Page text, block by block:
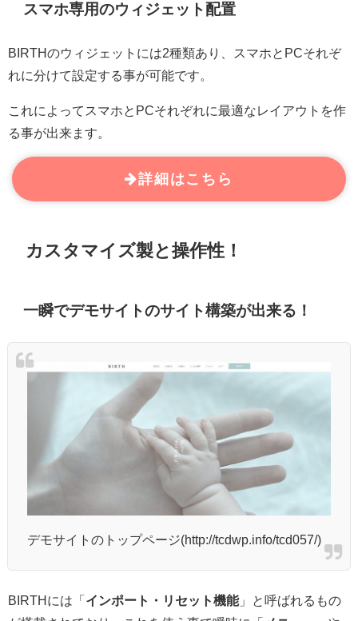
スマホ専用のウィジェット配置
BIRTHのウィジェットには2種類あり、スマホとPCそれぞ
れに分けて設定する事が可能です。
これによってスマホとPCそれぞれに最適なレイアウトを作
る事が出来ます。
詳細はこちら
カスタマイズ製と操作性！
一瞬でデモサイトのサイト構築が出来る！
デモサイトのトップページ(http://tcdwp.info/tcd057/)
BIRTHには「 インポート・リセット機能」と呼ばれるもの